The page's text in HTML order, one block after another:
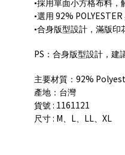
•採用單面小方格布料，
•選用 92% POLYESTER
•合身版型設計，滿版印
PS ：合身版型設計，建
主要材質： 92%
產地：台灣
貨號 : 1161121
尺寸 : M、 L、 LL、 XL